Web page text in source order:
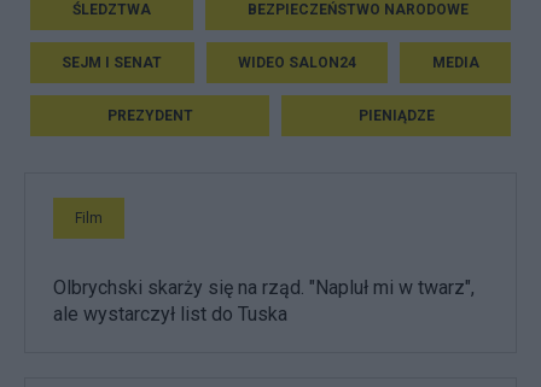
ŚLEDZTWA BEZPIECZEŃSTWO NARODOWE
SEJM I SENAT WIDEO SALON24 MEDIA
PREZYDENT PIENIĄDZE
Film
Olbrychski skarży się na rząd. "Napluł mi w twarz",
ale wystarczył list do Tuska